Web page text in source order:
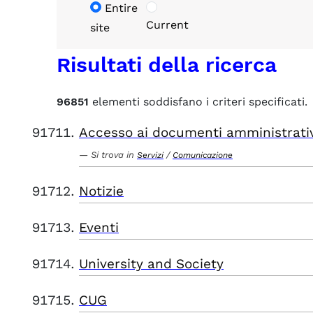
Entire
site
Current
Risultati della ricerca
96851 elementi soddisfano i criteri specificati.
Accesso ai documenti
Si trova in Servizi / Comunicazione
Notizie
Eventi
University and Society
CUG